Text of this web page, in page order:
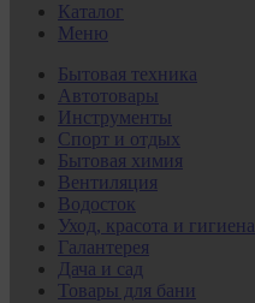
Каталог
Меню
Бытовая техника
Автотовары
Инструменты
Спорт и отдых
Бытовая химия
Вентиляция
Водосток
Уход, красота и гигиена
Галантерея
Дача и сад
Товары для бани